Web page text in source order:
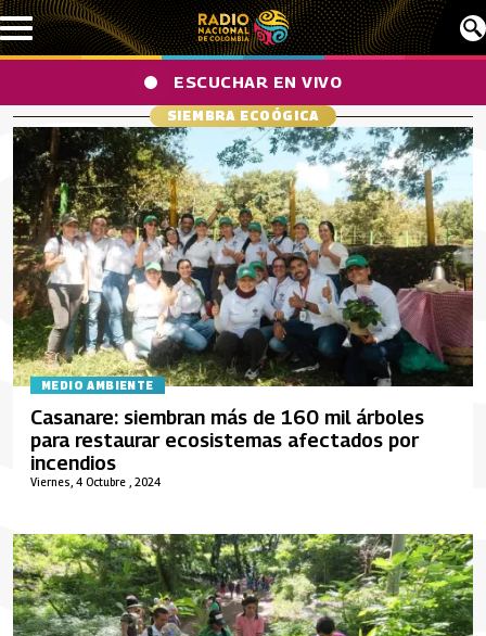
Pasar al contenido principal
ESCUCHAR EN VIVO
SIEMBRA ECOÓGICA
MEDIO AMBIENTE
Viernes, 4 Octubre , 2024
Casanare: siembran más de 160 mil árboles
para restaurar ecosistemas afectados por
incendios